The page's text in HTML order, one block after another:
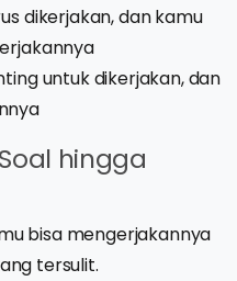
dikerjakan, dan kamu
untuk dikerjakan, dan
hingga
bisa mengerjakannya
tersulit.